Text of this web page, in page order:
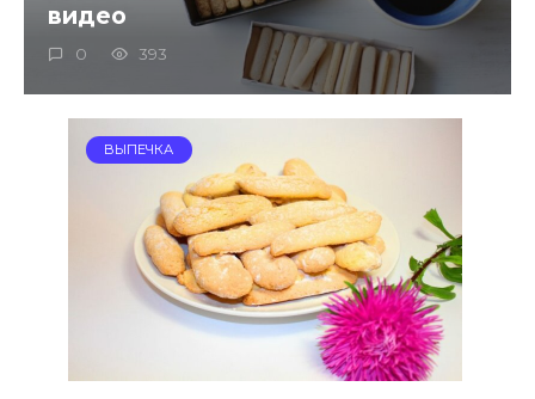
видео
0 393
ВЫПЕЧКА